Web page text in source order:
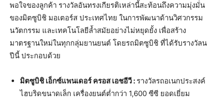
พอใจของลูกค้า รางวัลอันทรงเกียรติเหล่านี้สะท้อนถึงความมุ่งมั่น
ของมิตซูบิชิ มอเตอร์ส ประเทศไทย ในการพัฒนาด้านวิศวกรรม
นวัตกรรม และเทคโนโลยีล้ำสมัยอย่างไม่หยุดยั้ง เพื่อสร้าง
มาตรฐานใหม่ในทุกกลุ่มยานยนต์ โดยรถมิตซูบิชิ ที่ได้รับรางวัลน
ปีนี้ ประกอบด้วย
มิตซูบิชิ เอ็กซ์แพนเดอร์ ครอส เอชอีวี : รางวัลรถอเนกประสงค์
ไฮบริดขนาดเล็ก เครื่องยนต์ต่ำกว่า 1,600 ซีซี ยอดเยี่ยม